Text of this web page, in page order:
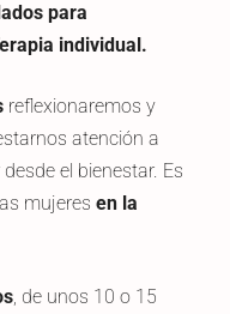
para
individual.
reflexionaremos y
atención a
el bienestar. Es
mujeres en la
, de unos 10 o 15